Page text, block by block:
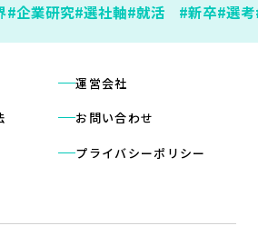
#企業研究#選社軸#就活 #新卒#選考
運営会社
お問い合わせ
プライバシーポリシー